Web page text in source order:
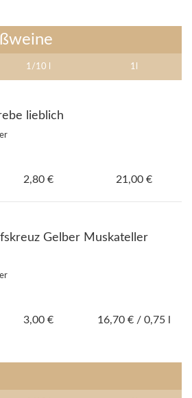
1/10 l 1l
lieblich
2,80 € 21,00 €
Gelber Muskateller
3,00 € 16,70 € / 0,75 l